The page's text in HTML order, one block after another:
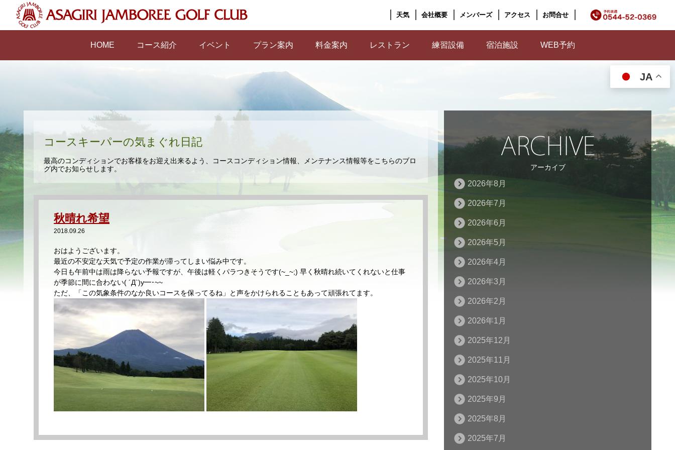
天気 会社概要 メンバーズ アクセス お問合せ
JA
HOME コース紹介 イベント プラン案内 料金案内 レストラン 練習設備 宿泊施設 WEB予約
アーカイブ
2026年8月
2026年7月
2026年6月
2026年5月
2026年4月
2026年3月
2026年2月
2026年1月
2025年12月
2025年11月
2025年10月
2025年9月
2025年8月
2025年7月
コースキーパーの気まぐれ日記
最高のコンディションでお客様をお迎え出来るよう、コースコンディション情報、メンテナンス情報等をこちらのブロ
グ内でお知らせします。
秋晴れ希望
2018.09.26
おはようございます。
最近の不安定な天気で予定の作業が滞ってしまい悩み中です。
今日も午前中は雨は降らない予報ですが、午後は軽くパラつきそうです(~_~;) 早く秋晴れ続いてくれないと仕事
が季節に間に合わない( ´Д`)y━･~~
ただ、「この気象条件のなか良いコースを保ってるね」と声をかけられることもあって頑張れてます。